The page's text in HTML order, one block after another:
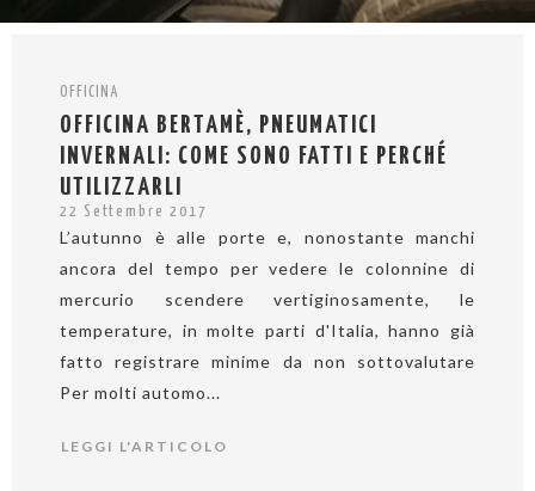
OFFICINA
OFFICINA BERTAMÈ, PNEUMATICI
INVERNALI: COME SONO FATTI E PERCHÉ
UTILIZZARLI
22 Settembre 2017
L’autunno è alle porte e, nonostante manchi
ancora del tempo per vedere le colonnine di
mercurio scendere vertiginosamente, le
temperature, in molte parti d'Italia, hanno già
fatto registrare minime da non sottovalutare
Per molti automo...
LEGGI L'ARTICOLO